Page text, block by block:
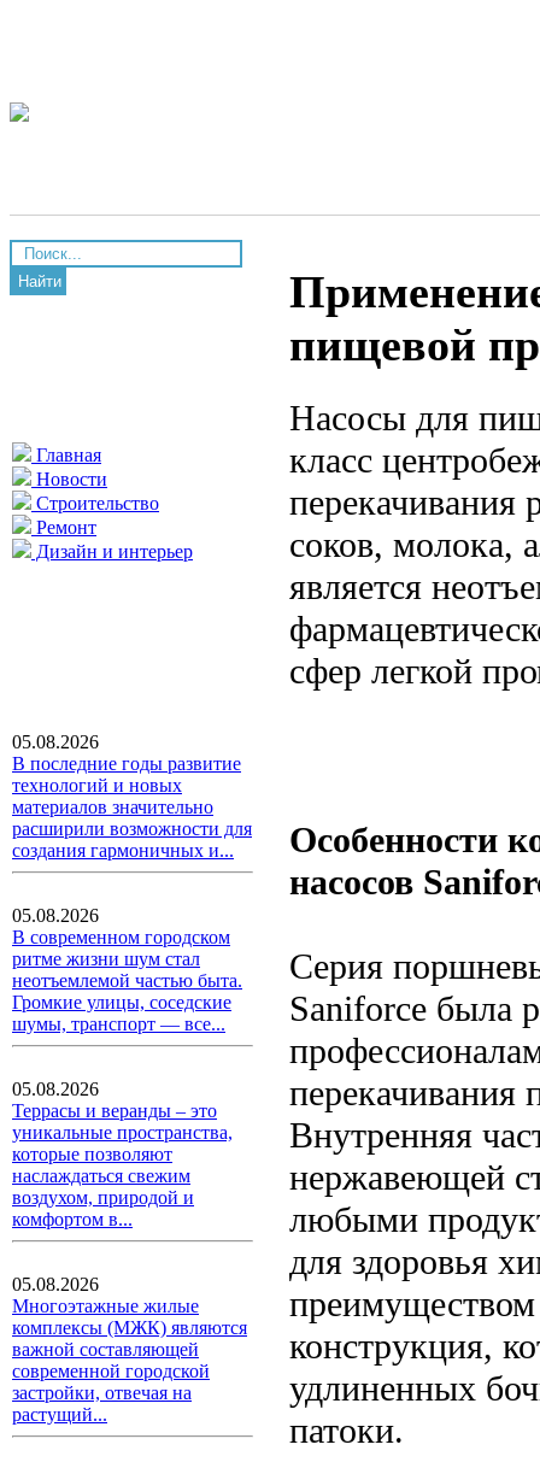
Найти
Главная
Новости
Строительство
Ремонт
Дизайн и интерьер
05.08.2026
В последние годы развитие
технологий и новых
материалов значительно
расширили возможности для
создания гармоничных и...
05.08.2026
В современном городском
ритме жизни шум стал
неотъемлемой частью быта.
Громкие улицы, соседские
шумы, транспорт — все...
05.08.2026
Террасы и веранды – это
уникальные пространства,
которые позволяют
наслаждаться свежим
воздухом, природой и
комфортом в...
05.08.2026
Многоэтажные жилые
комплексы (МЖК) являются
важной составляющей
современной городской
застройки, отвечая на
растущий...
пищевой
Насосы для
класс
перекачивания
соков, молока,
является
сфер легкой
Особенности
насосов
Серия
Saniforce была
перекачивания
Внутренняя
нержавеющей
любыми
для здоровья
преимуществом
конструкция,
удлиненных
патоки.